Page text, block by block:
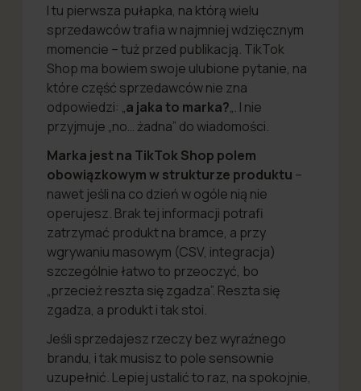
I tu pierwsza pułapka, na którą wielu
sprzedawców trafia w najmniej wdzięcznym
momencie – tuż przed publikacją. TikTok
Shop ma bowiem swoje ulubione pytanie, na
które część sprzedawców nie zna
odpowiedzi: „a jaka to marka?„. I nie
przyjmuje „no… żadna” do wiadomości.
Marka jest na TikTok Shop polem
obowiązkowym w strukturze produktu –
nawet jeśli na co dzień w ogóle nią nie
operujesz. Brak tej informacji potrafi
zatrzymać produkt na bramce, a przy
wgrywaniu masowym (CSV, integracja)
szczególnie łatwo to przeoczyć, bo
„przecież reszta się zgadza”. Reszta się
zgadza, a produkt i tak stoi.
Jeśli sprzedajesz rzeczy bez wyraźnego
brandu, i tak musisz to pole sensownie
uzupełnić. Lepiej ustalić to raz, na spokojnie,